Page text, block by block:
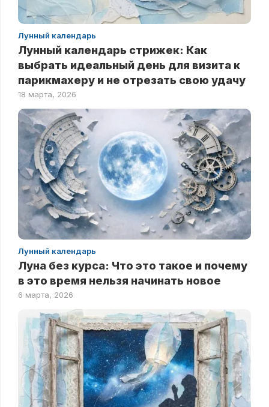
Лунный календарь
Лунный календарь стрижек: Как
выбрать идеальный день для визита к
парикмахеру и не отрезать свою удачу
18 марта, 2026
Лунный календарь
Луна без курса: Что это такое и почему
в это время нельзя начинать новое
6 марта, 2026